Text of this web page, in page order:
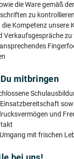
die Ware gemäß der
zu kontrollieren
die Kompetenz unsere
Verkaufsgespräche zu
mitbringen
und
mit frischen